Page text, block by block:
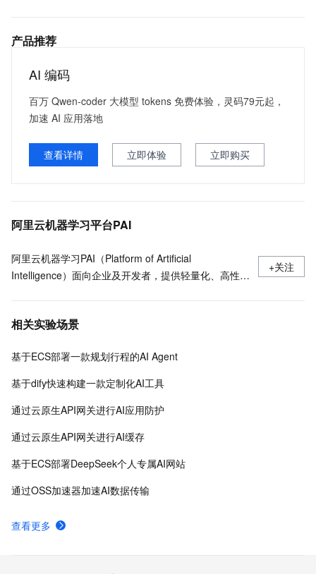
产品推荐
AI 编码
百万 Qwen-coder 大模型 tokens 免费体验，灵码79元起，
加速 AI 应用落地
查看详情 立即体验 立即购买
阿里云机器学习平台PAI
阿里云机器学习PAI（Platform of Artificial
Intelligence）面向企业及开发者，提供轻量化、高性价
DSW云原生交互式建模平台、PAI-DLC云原生AI基础平
征、万亿样本规模加速训练，百余落地场景，全面提升
工程效率。
+关注
相关实验场景
基于ECS部署一款规划行程的AI Agent
基于dify快速构建一款定制化AI工具
通过云原生API网关进行AI应用防护
通过云原生API网关进行AI缓存
基于ECS部署DeepSeek个人专属AI网站
通过OSS加速器加速AI数据传输
查看更多